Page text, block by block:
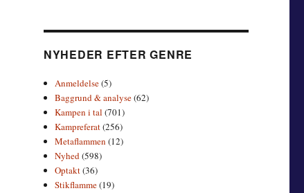
NYHEDER EFTER GENRE
Anmeldelse(5)
Baggrund & analyse(62)
Kampen i tal (701)
Kampreferat(256)
Metaflammen (12)
Nyhed(598)
Optakt(36)
Stikflamme(19)